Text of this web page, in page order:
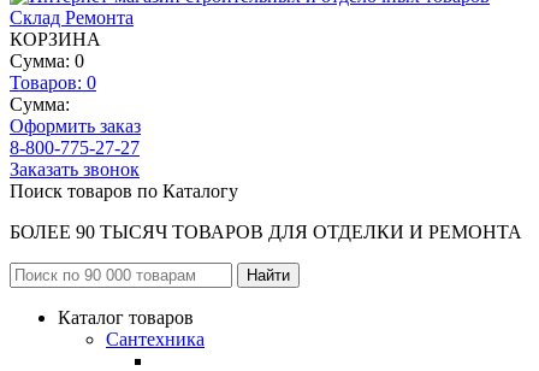
КОРЗИНА
Сумма: 0
Товаров: 0
Сумма:
Оформить заказ
8-800-775-27-27
Заказать звонок
Поиск товаров по Каталогу
БОЛЕЕ 90 ТЫСЯЧ ТОВАРОВ ДЛЯ ОТДЕЛКИ И РЕМОНТА
Каталог товаров
Сантехника